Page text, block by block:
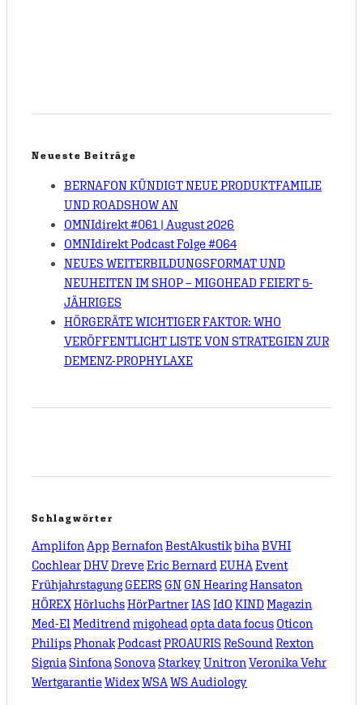
Neueste Beiträge
BERNAFON KÜNDIGT NEUE PRODUKTFAMILIE
UND ROADSHOW AN
OMNIdirekt #061 | August 2026
OMNIdirekt Podcast Folge #064
NEUES WEITERBILDUNGSFORMAT UND
NEUHEITEN IM SHOP – MIGOHEAD FEIERT 5-
JÄHRIGES
HÖRGERÄTE WICHTIGER FAKTOR: WHO
VERÖFFENTLICHT LISTE VON STRATEGIEN ZUR
DEMENZ-PROPHYLAXE
Schlagwörter
Amplifon App Bernafon BestAkustikbihaBVHI
CochlearDHVDreve Eric Bernard EUHA Event
Frühjahrstagung GEERS GN GN HearingHansaton
HÖREXHörluchsHörPartnerIAS IdO KIND Magazin
Med-El Meditrend migohead opta data focus Oticon
PhilipsPhonakPodcastPROAURIS ReSound Rexton
SigniaSinfonaSonovaStarkeyUnitron Veronika Vehr
Wertgarantie WidexWSA WS Audiology